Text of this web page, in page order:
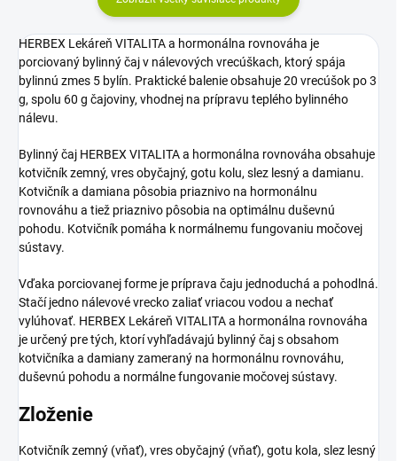
HERBEX Lekáreň VITALITA a hormonálna rovnováha je
porciovaný bylinný čaj v nálevových vrecúškach, ktorý spája
bylinnú zmes 5 bylín. Praktické balenie obsahuje 20 vrecúšok po 3
g, spolu 60 g čajoviny, vhodnej na prípravu teplého bylinného
nálevu.
Bylinný čaj HERBEX VITALITA a hormonálna rovnováha obsahuje
kotvičník zemný, vres obyčajný, gotu kolu, slez lesný a damianu.
Kotvičník a damiana pôsobia priaznivo na hormonálnu
rovnováhu a tiež priaznivo pôsobia na optimálnu duševnú
pohodu. Kotvičník pomáha k normálnemu fungovaniu močovej
sústavy.
Vďaka porciovanej forme je príprava čaju jednoduchá a pohodlná.
Stačí jedno nálevové vrecko zaliať vriacou vodou a nechať
vylúhovať. HERBEX Lekáreň VITALITA a hormonálna rovnováha
je určený pre tých, ktorí vyhľadávajú bylinný čaj s obsahom
kotvičníka a damiany zameraný na hormonálnu rovnováhu,
duševnú pohodu a normálne fungovanie močovej sústavy.
Zloženie
Kotvičník zemný (vňať), vres obyčajný (vňať), gotu kola, slez lesný